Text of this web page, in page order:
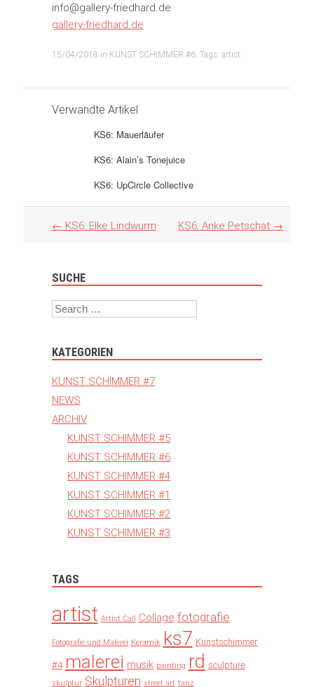
info@gallery-friedhard.de
gallery-friedhard.de
15/04/2018 in KUNST SCHIMMER #6. Tags: artist
Verwandte Artikel
KS6: Mauerläufer
KS6: Alain’s Tonejuice
KS6: UpCircle Collective
Artikel
← KS6: Elke Lindwurm KS6: Anke Petschat →
SUCHE
Search
KATEGORIEN
KUNST SCHIMMER #7
NEWS
ARCHIV
KUNST SCHIMMER #5
KUNST SCHIMMER #6
KUNST SCHIMMER #4
KUNST SCHIMMER #1
KUNST SCHIMMER #2
KUNST SCHIMMER #3
TAGS
artist Artist Call Collage fotografie
Fotografie und Malerei Keramik ks7 Kunstschimmer
#4 malerei musik painting rd sculpture
skulptur Skulpturen street art tanz